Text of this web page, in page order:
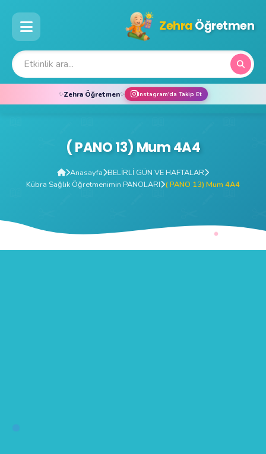
ZehraÖğretmen
✨Zehra Öğretmen✨ Instagram'da Takip Et
( PANO 13) Mum 4A4
Anasayfa BELİRLİ GÜN VE HAFTALAR
Kübra Sağlık Öğretmenimin PANOLARI ( PANO 13) Mum 4A4